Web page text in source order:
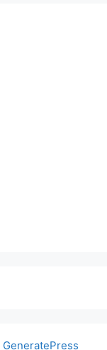
GeneratePress